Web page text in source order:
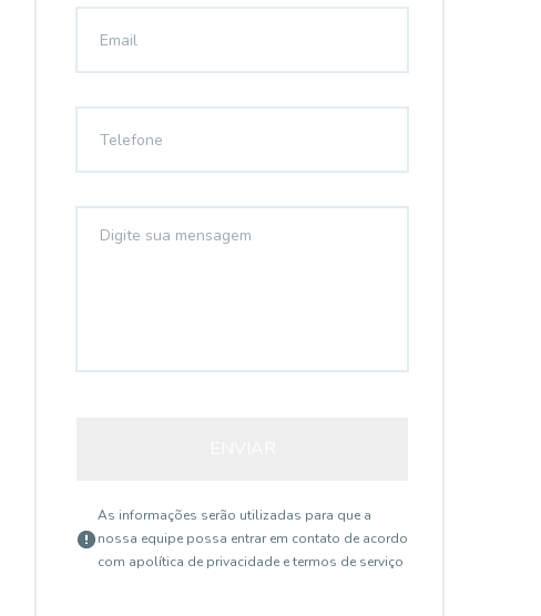
As informações serão utilizadas para que a
nossa equipe possa entrar em contato de acordo
com apolítica de privacidade e termos de serviço